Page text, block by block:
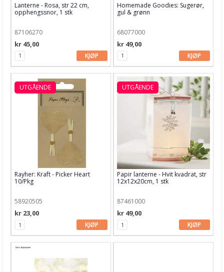
Julens produkter
Maling & Tusj
Papir, Kort & Konvolutt
Sjablong & Tilbehør
Tegneutstyr, penner & tusjer
Tekstil hobby
Dekor & Bord
Homemade Goodies
Baby
Bryllup
Bordpynt
Lanterne - Rosa, str 22 cm,
opphengssnor, 1 stk
87106270
kr 45,00
KJØP
Homemade Goodies: Sugerør,
gul & grønn
68077000
kr 49,00
KJØP
UTGÅENDE
Rayher: Kraft - Picker Heart
10/Pkg
58920505
kr 23,00
KJØP
UTGÅENDE
Papir lanterne - Hvit kvadrat, str
12x12x20cm, 1 stk
87461000
kr 49,00
KJØP